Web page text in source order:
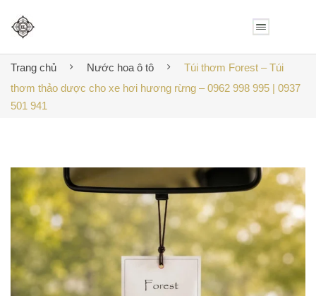
Trang chủ Nước hoa ô tô
Túi thơm Forest – Túi
thơm thảo dược cho xe hơi hương rừng – 0962 998 995 | 0937
501 941